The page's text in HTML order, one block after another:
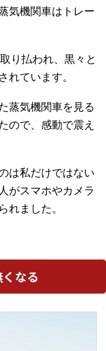
気機関車はトレー
り払われ、黒々と
れています。
蒸気機関車を見る
ので、感動で震え
は私だけではない
がスマホやカメラ
れました。
なる